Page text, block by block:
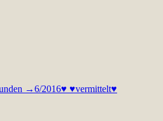
→6/2016♥ ♥vermittelt♥